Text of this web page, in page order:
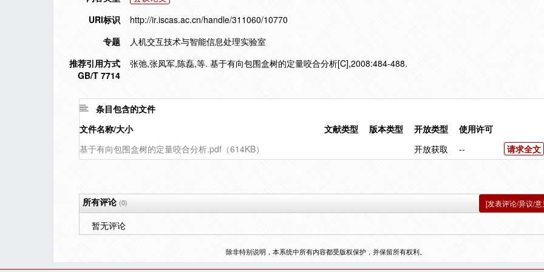
URI标识
http://ir.iscas.ac.cn/handle/311060/10770
专题
人机交互技术与智能信息处理实验室
推荐引用方式
GB/T 7714
张弛,张凤军,陈磊,等. 基于有向包围盒树的定量咬合分析[C],2008:484-488.
条目包含的文件
文件名称/大小
文献类型 版本类型 开放类型
使用许可
基于有向包围盒树的定量咬合分析.pdf（614KB）
开放获取 -- 请求全文
所有评论(0) [发表评论/异议/意
暂无评论
除非特别说明，本系统中所有内容都受版权保护，并保留所有权利。